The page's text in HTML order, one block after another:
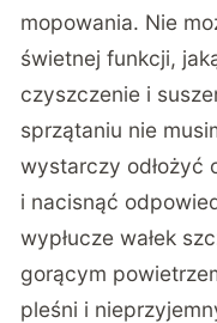
mopowania. Nie
świetnej funkcji,
czyszczenie i
sprzątaniu nie
wystarczy odłożyć
i nacisnąć
wypłucze wałek
gorącym
pleśni i